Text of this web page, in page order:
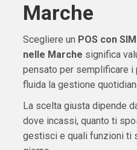
Marche
Scegliere un POS con
nelle Marche significa
pensato per semplificare i
fluida la gestione
La scelta giusta dipende
dove incassi, quanto ti
gestisci e quali funzioni ti